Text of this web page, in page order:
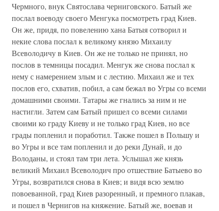
Чермного, внук Святослава черниговского. Батый же
послал воеводу своего Менгука посмотреть град Киев.
Он же, придя, по повелению хана Батыя сотворил и
некие слова послал к великому князю Михаилу
Всеволодичу в Киев. Он же не только не принял, но
послов в темницы посадил. Менгук же снова послал к
нему с намерением злым и с лестию. Михаил же и тех
послов его, схватив, побил, а сам бежал во Угры со всеми
домашними своими. Татары же гнались за ним и не
настигли. Затем сам Батый пришел со всеми силами
своими ко граду Киеву и не только град Киев, но все
грады попленил и поработил. Также пошел в Польшу и
во Угры и все там попленил и до реки Дунай, и до
Володаны, и стоял там три лета. Услышал же князь
великий Михаил Всеволодич про отшествие Батыево во
Угры, возвратился снова в Киев; и видя всю землю
повоеванной, град Киев разоренный, и премного плакав,
и пошел в Чернигов на княжение. Батый же, воевав и